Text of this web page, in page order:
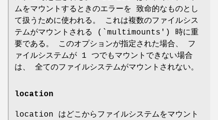
ムをマウントするときのエラーを 致命的なものとし
て扱うために使われる。 これは複数のファイルシス
テムがマウントされる (`multimounts') 時に重
要である。 このオプションが指定された場合、 フ
ァイルシステムが 1 つでもマウントできない場合
は、 全てのファイルシステムがマウントされない。
location
location はどこからファイルシステムをマウント